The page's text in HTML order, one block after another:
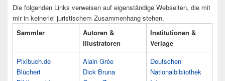
Die folgenden Links verweisen auf eigenständige Webseiten, die mit
mir in keinerlei juristischem Zusammenhang stehen.
Sammler
Autoren &
Illustratoren
Institutionen &
Verlage
Pixibuch.de
Blüchert
Alain Grée
Dick Bruna
Deutschen
Nationalbibliothek